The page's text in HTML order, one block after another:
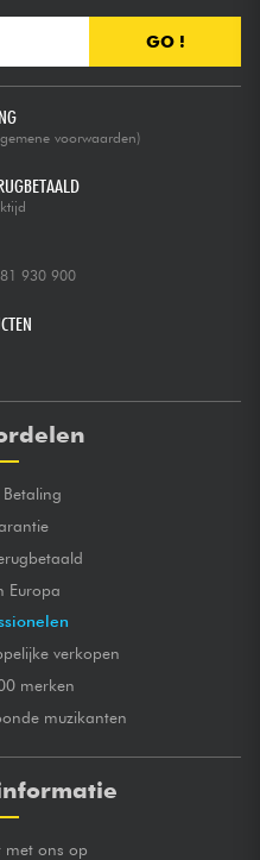
GO !
voorwaarden)
930 900
Betaling
Europa
verkopen
merken
muzikanten
met ons op